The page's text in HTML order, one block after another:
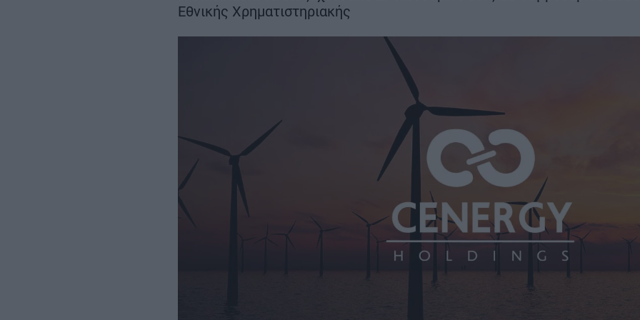
μήνες
ΜΕΤΑΦΟΡΕΣ - ΗΛΕΚΤΡΟΚΙΝΗΣΗ
Εθνικής Χρηματιστηριακής